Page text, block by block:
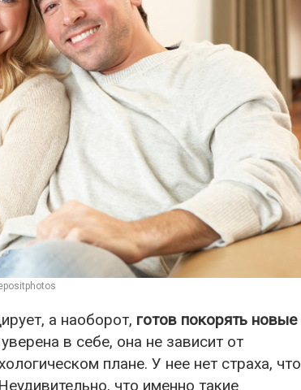
а наоборот, готов покорять новые
в себе, она не зависит от
плане. У нее нет страха, что
что именно такие